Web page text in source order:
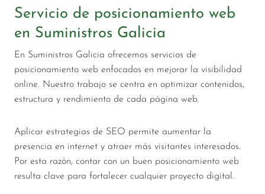
Servicio de posicionamiento web
en Suministros Galicia
En Suministros Galicia ofrecemos servicios de
posicionamiento web enfocados en mejorar la visibilidad
online. Nuestro trabajo se centra en optimizar contenidos,
estructura y rendimiento de cada página web.
Aplicar estrategias de SEO permite aumentar la
presencia en internet y atraer más visitantes interesados.
Por esta razón, contar con un buen posicionamiento web
resulta clave para fortalecer cualquier proyecto digital.